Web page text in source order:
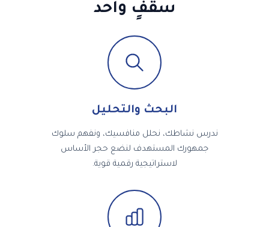
سقفٍ واحد
البحث والتحليل
ندرس نشاطك، نحلل منافسيك، ونفهم سلوك
جمهورك المستهدف لنضع حجر الأساس
لاستراتيجية رقمية قوية.